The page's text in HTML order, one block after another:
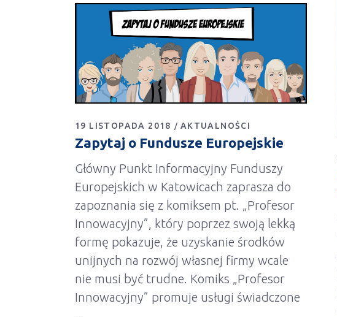
19 LISTOPADA 2018 AKTUALNOŚCI
Zapytaj o Fundusze Europejskie
Główny Punkt Informacyjny Funduszy
Europejskich w Katowicach zaprasza do
zapoznania się z komiksem pt. „Profesor
Innowacyjny”, który poprzez swoją lekką
formę pokazuje, że uzyskanie środków
unijnych na rozwój własnej firmy wcale
nie musi być trudne. Komiks „Profesor
Innowacyjny” promuje usługi świadczone